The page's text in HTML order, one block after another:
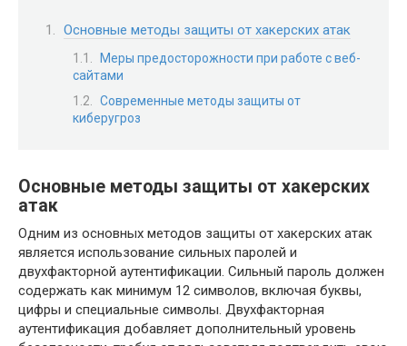
Основные методы защиты от хакерских атак
Меры предосторожности при работе с веб-
сайтами
Современные методы защиты от
киберугроз
Основные методы защиты от хакерских
атак
Одним из основных методов защиты от хакерских атак
является использование сильных паролей и
двухфакторной аутентификации. Сильный пароль должен
содержать как минимум 12 символов, включая буквы,
цифры и специальные символы. Двухфакторная
аутентификация добавляет дополнительный уровень